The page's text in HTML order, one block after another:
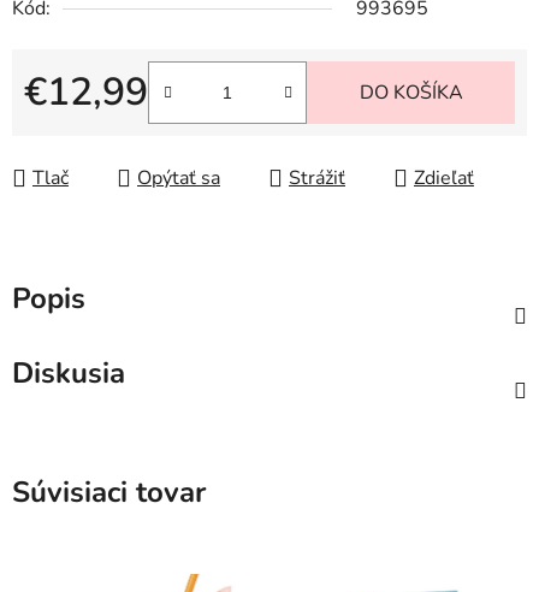
Kód:
993695
€12,99
Jednotková cena:
DO KOŠÍKA
Tlač Opýtať sa Strážiť Zdieľať
Popis
Diskusia
Súvisiaci tovar